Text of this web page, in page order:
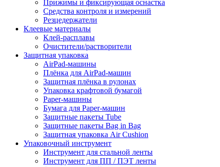
Прижимы и фиксирующая оснастка
Средства контроля и измерений
Резцедержатели
Клеевые материалы
Клей-расплавы
Очистители/растворители
Защитная упаковка
AirPad-машины
Плёнка для AirPad-машин
Защитная плёнка в рулонах
Упаковка крафтовой бумагой
Paper-машины
Бумага для Paper-машин
Защитные пакеты Tube
Защитные пакеты Bag in Bag
Защитная упаковка Air Cushion
Упаковочный инструмент
Инструмент для стальной ленты
Инструмент для ПП / ПЭТ ленты